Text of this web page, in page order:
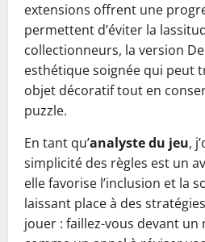
extensions offrent une
permettent d’éviter la
collectionneurs, la version
esthétique soignée qui peut
objet décoratif tout en
puzzle.
En tant qu’analyste du jeu,
simplicité des règles est un
elle favorise l’inclusion et la
laissant place à des
jouer : faillez-vous devant un